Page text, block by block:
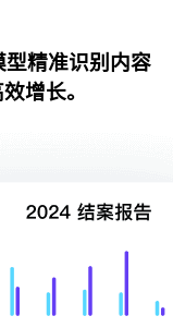
精准识别内容
增长。